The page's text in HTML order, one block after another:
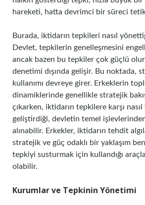
hareketi, hatta devrimci bir süreci
Burada, iktidarın tepkileri nasıl
Devlet, tepkilerin genelleşmesini
ancak bazen bu tepkiler çok güçlü
denetimi dışında gelişir. Bu noktada,
kullanımı devreye girer. Erkeklerin
dinamiklerinde genellikle stratejik
çıkarken, iktidarın tepkilere karşı
geliştirdiği, devletin temel
alınabilir. Erkekler, iktidarın tehdit
stratejik ve güç odaklı bir yaklaşım
tepkiyi susturmak için kullandığı
olabilir.
Kurumlar ve Tepkinin Yönetimi